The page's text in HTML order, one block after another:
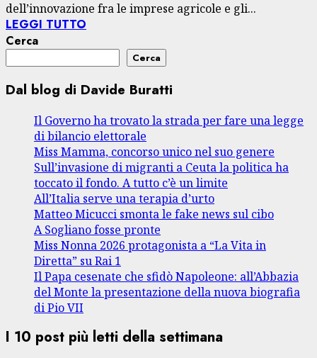
dell’innovazione fra le imprese agricole e gli...
LEGGI TUTTO
Cerca
Cerca
Dal blog di Davide Buratti
Il Governo ha trovato la strada per fare una legge
di bilancio elettorale
Miss Mamma, concorso unico nel suo genere
Sull’invasione di migranti a Ceuta la politica ha
toccato il fondo. A tutto c’è un limite
All’Italia serve una terapia d’urto
Matteo Micucci smonta le fake news sul cibo
A Sogliano fosse pronte
Miss Nonna 2026 protagonista a “La Vita in
Diretta” su Rai 1
Il Papa cesenate che sfidò Napoleone: all’Abbazia
del Monte la presentazione della nuova biografia
di Pio VII
I 10 post più letti della settimana